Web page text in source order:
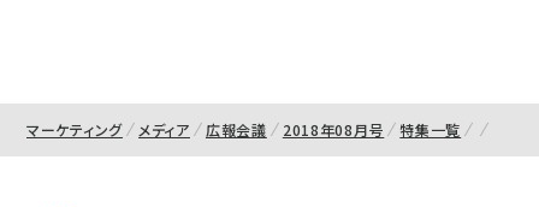
マーケティング メディア 広報会議 2018年08月号 特集一覧